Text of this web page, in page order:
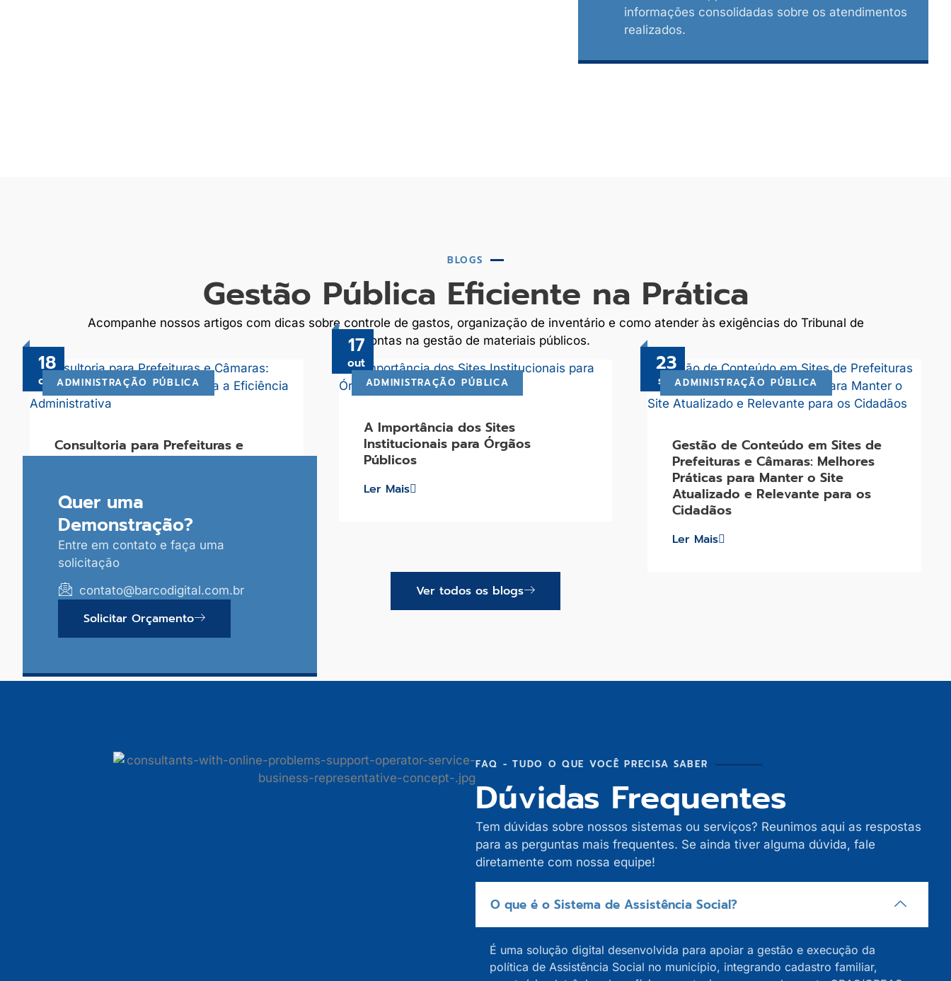
informações consolidadas sobre os atendimentos
realizados.
BLOGS
Gestão Pública Eficiente na Prática
Acompanhe nossos artigos com dicas sobre controle de gastos, organização de inventário e como atender às exigências do Tribunal de
Contas na gestão de materiais públicos.
18
out ADMINISTRAÇÃO PÚBLICA
Consultoria para Prefeituras e
Câmaras: Importância e
Administrativa
Ler Mais
17
out
ADMINISTRAÇÃO PÚBLICA
A Importância dos Sites
Institucionais para Órgãos
Públicos
Ler Mais
23
set ADMINISTRAÇÃO PÚBLICA
Gestão de Conteúdo em Sites de
Prefeituras e Câmaras: Melhores
Práticas para Manter o Site
Atualizado e Relevante para os
Cidadãos
Ler Mais
Ver todos os blogs
Quer uma
Demonstração?
Entre em contato e faça uma
solicitação
contato@barcodigital.com.br
Solicitar Orçamento
FAQ - TUDO O QUE VOCÊ PRECISA SABER
Dúvidas Frequentes
Tem dúvidas sobre nossos sistemas ou serviços? Reunimos aqui as respostas
para as perguntas mais frequentes. Se ainda tiver alguma dúvida, fale
diretamente com nossa equipe!
O que é o Sistema de Assistência Social?
É uma solução digital desenvolvida para apoiar a gestão e execução da
política de Assistência Social no município, integrando cadastro familiar,